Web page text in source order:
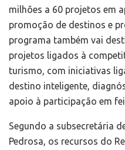
milhões a 60 projetos em
promoção de destinos e
programa também vai
projetos ligados à
turismo, com iniciativas
destino inteligente,
apoio à participação em
Segundo a subsecretária
Pedrosa, os recursos do